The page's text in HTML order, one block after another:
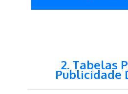
2. Tabelas
Publicidade